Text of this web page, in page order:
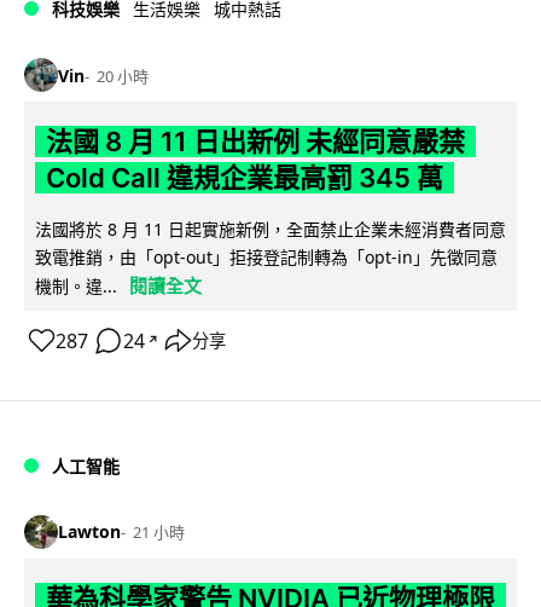
科技娛樂 生活娛樂 城中熱話
Vin 20 小時
法國 8 月 11 日出新例 未經同意嚴禁
Cold Call 違規企業最高罰 345 萬
法國將於 8 月 11 日起實施新例，全面禁止企業未經消費者同意
致電推銷，由「opt-out」拒接登記制轉為「opt-in」先徵同意
機制。違...
閱讀全文
287 24 ↗ 分享
人工智能
Lawton 21 小時
華為科學家警告 NVIDIA 已近物理極限